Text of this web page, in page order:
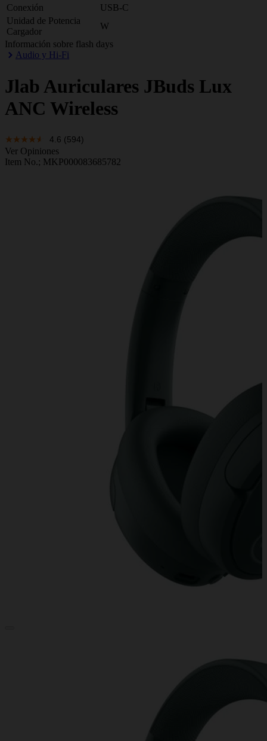
Conexión
USB-C
Unidad de Potencia
Cargador
W
Información sobre flash days
Audio y Hi-Fi
Jlab Auriculares JBuds Lux
ANC Wireless
4.6 (594)
Ver Opiniones
Item No.; MKP000083685782